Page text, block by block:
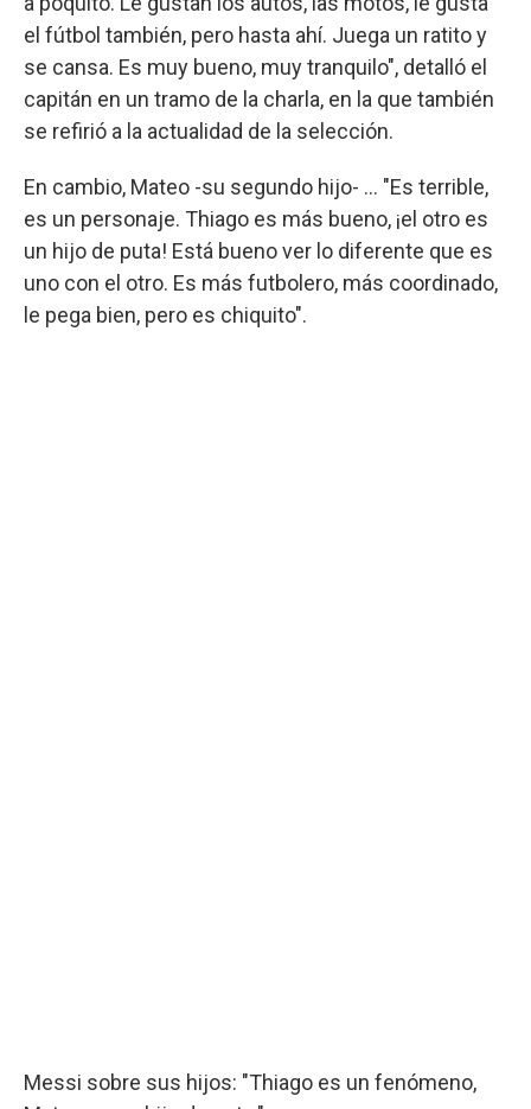
el fútbol también, pero hasta ahí. Juega un ratito y
se cansa. Es muy bueno, muy tranquilo", detalló el
capitán en un tramo de la charla, en la que también
se refirió a la actualidad de la selección.
En cambio, Mateo -su segundo hijo- ... "Es terrible,
es un personaje. Thiago es más bueno, ¡el otro es
un hijo de puta! Está bueno ver lo diferente que es
uno con el otro. Es más futbolero, más coordinado,
le pega bien, pero es chiquito".
Messi sobre sus hijos: "Thiago es un fenómeno,